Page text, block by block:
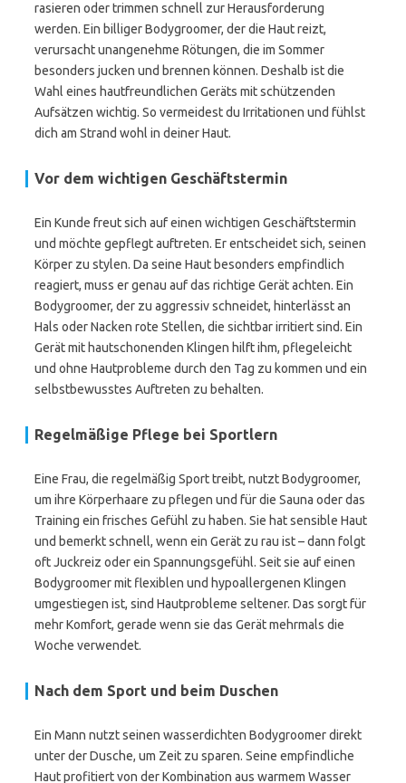
rasieren oder trimmen schnell zur Herausforderung
werden. Ein billiger Bodygroomer, der die Haut reizt,
verursacht unangenehme Rötungen, die im Sommer
besonders jucken und brennen können. Deshalb ist die
Wahl eines hautfreundlichen Geräts mit schützenden
Aufsätzen wichtig. So vermeidest du Irritationen und fühlst
dich am Strand wohl in deiner Haut.
Vor dem wichtigen Geschäftstermin
Ein Kunde freut sich auf einen wichtigen Geschäftstermin
und möchte gepflegt auftreten. Er entscheidet sich, seinen
Körper zu stylen. Da seine Haut besonders empfindlich
reagiert, muss er genau auf das richtige Gerät achten. Ein
Bodygroomer, der zu aggressiv schneidet, hinterlässt an
Hals oder Nacken rote Stellen, die sichtbar irritiert sind. Ein
Gerät mit hautschonenden Klingen hilft ihm, pflegeleicht
und ohne Hautprobleme durch den Tag zu kommen und ein
selbstbewusstes Auftreten zu behalten.
Regelmäßige Pflege bei Sportlern
Eine Frau, die regelmäßig Sport treibt, nutzt Bodygroomer,
um ihre Körperhaare zu pflegen und für die Sauna oder das
Training ein frisches Gefühl zu haben. Sie hat sensible Haut
und bemerkt schnell, wenn ein Gerät zu rau ist – dann folgt
oft Juckreiz oder ein Spannungsgefühl. Seit sie auf einen
Bodygroomer mit flexiblen und hypoallergenen Klingen
umgestiegen ist, sind Hautprobleme seltener. Das sorgt für
mehr Komfort, gerade wenn sie das Gerät mehrmals die
Woche verwendet.
Nach dem Sport und beim Duschen
Ein Mann nutzt seinen wasserdichten Bodygroomer direkt
unter der Dusche, um Zeit zu sparen. Seine empfindliche
Haut profitiert von der Kombination aus warmem Wasser